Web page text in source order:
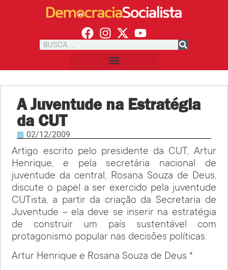
A Juventude na Estratégia
da CUT
02/12/2009
Artigo escrito pelo presidente da CUT, Artur
Henrique, e pela secretária nacional de
juventude da central, Rosana Souza de Deus,
discute o papel a ser exercido pela juventude
CUTista, a partir da criação da Secretaria de
Juventude – ela deve se inserir na estratégia
de construir um país sustentável com
protagonismo popular nas decisões políticas.
Artur Henrique e Rosana Souza de Deus *